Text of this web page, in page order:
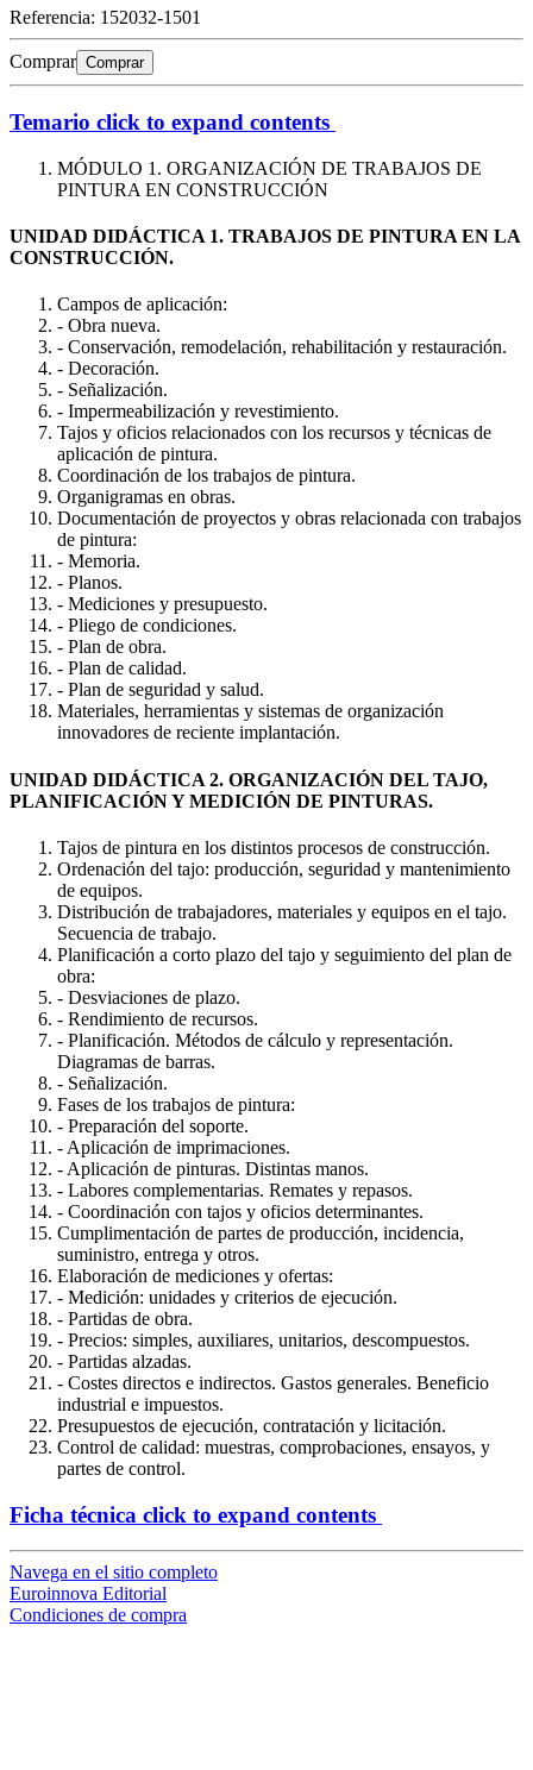
Referencia: 152032-1501
Comprar Comprar
Temario click to expand contents
MÓDULO 1. ORGANIZACIÓN DE TRABAJOS DE
PINTURA EN CONSTRUCCIÓN
UNIDAD DIDÁCTICA 1. TRABAJOS DE PINTURA EN LA
CONSTRUCCIÓN.
Campos de aplicación:
- Obra nueva.
- Conservación, remodelación, rehabilitación y restauración.
- Decoración.
- Señalización.
- Impermeabilización y revestimiento.
Tajos y oficios relacionados con los recursos y técnicas de
aplicación de pintura.
Coordinación de los trabajos de pintura.
Organigramas en obras.
Documentación de proyectos y obras relacionada con trabajos
de pintura:
- Memoria.
- Planos.
- Mediciones y presupuesto.
- Pliego de condiciones.
- Plan de obra.
- Plan de calidad.
- Plan de seguridad y salud.
Materiales, herramientas y sistemas de organización
innovadores de reciente implantación.
UNIDAD DIDÁCTICA 2. ORGANIZACIÓN DEL TAJO,
PLANIFICACIÓN Y MEDICIÓN DE PINTURAS.
Tajos de pintura en los distintos procesos de construcción.
Ordenación del tajo: producción, seguridad y mantenimiento
de equipos.
Distribución de trabajadores, materiales y equipos en el tajo.
Secuencia de trabajo.
Planificación a corto plazo del tajo y seguimiento del plan de
obra:
- Desviaciones de plazo.
- Rendimiento de recursos.
- Planificación. Métodos de cálculo y representación.
Diagramas de barras.
- Señalización.
Fases de los trabajos de pintura:
- Preparación del soporte.
- Aplicación de imprimaciones.
- Aplicación de pinturas. Distintas manos.
- Labores complementarias. Remates y repasos.
- Coordinación con tajos y oficios determinantes.
Cumplimentación de partes de producción, incidencia,
suministro, entrega y otros.
Elaboración de mediciones y ofertas:
- Medición: unidades y criterios de ejecución.
- Partidas de obra.
- Precios: simples, auxiliares, unitarios, descompuestos.
- Partidas alzadas.
- Costes directos e indirectos. Gastos generales. Beneficio
industrial e impuestos.
Presupuestos de ejecución, contratación y licitación.
Control de calidad: muestras, comprobaciones, ensayos, y
partes de control.
Ficha técnica click to expand contents
Navega en el sitio completo
Euroinnova Editorial
Condiciones de compra